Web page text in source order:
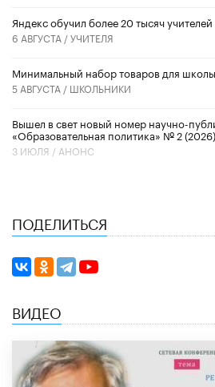
​Яндекс обучил более 20 тысяч
6 АВГУСТА /УЧИТЕЛЯ
Минимальный набор товаров для
5 АВГУСТА / ШКОЛЬНИКИ
Вышел в свет новый номер научно-
«Образовательная политика» № 2 (2026)
3 ИЮЛЯ / АНОНС
ПОДЕЛИТЬСЯ
ВИДЕО